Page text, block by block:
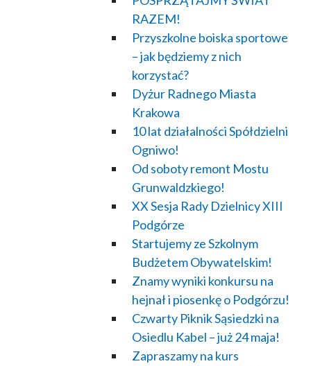
RAZEM!
Przyszkolne boiska sportowe
– jak będziemy z nich
korzystać?
Dyżur Radnego Miasta
Krakowa
10 lat działalności Spółdzielni
Ogniwo!
Od soboty remont Mostu
Grunwaldzkiego!
XX Sesja Rady Dzielnicy XIII
Podgórze
Startujemy ze Szkolnym
Budżetem Obywatelskim!
Znamy wyniki konkursu na
hejnał i piosenkę o Podgórzu!
Czwarty Piknik Sąsiedzki na
Osiedlu Kabel – już 24 maja!
Zapraszamy na kurs